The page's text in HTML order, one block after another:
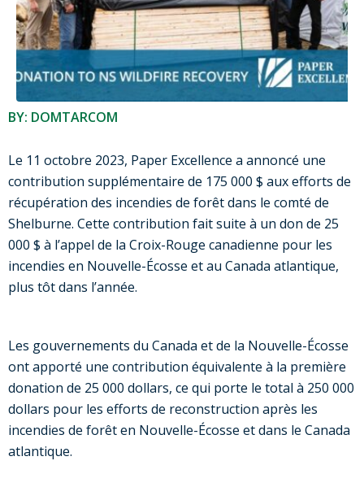
BY: DOMTARCOM
Le 11 octobre 2023, Paper Excellence a annoncé une
contribution supplémentaire de 175 000 $ aux efforts de
récupération des incendies de forêt dans le comté de
Shelburne. Cette contribution fait suite à un don de 25
000 $ à l’appel de la Croix-Rouge canadienne pour les
incendies en Nouvelle-Écosse et au Canada atlantique,
plus tôt dans l’année.
Les gouvernements du Canada et de la Nouvelle-Écosse
ont apporté une contribution équivalente à la première
donation de 25 000 dollars, ce qui porte le total à 250 000
dollars pour les efforts de reconstruction après les
incendies de forêt en Nouvelle-Écosse et dans le Canada
atlantique.